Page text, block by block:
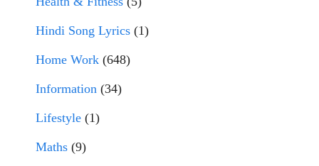
Hindi Song Lyrics (1)
Home Work (648)
Information (34)
Lifestyle (1)
Maths (9)